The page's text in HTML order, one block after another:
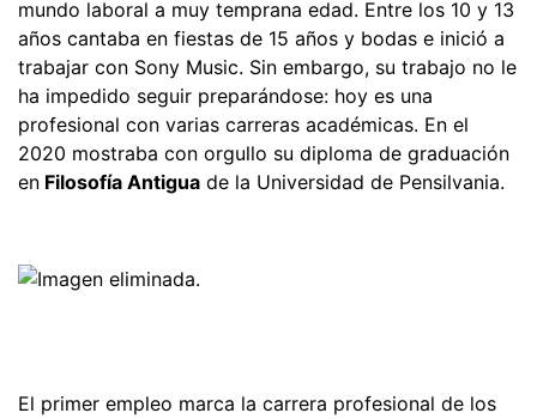
mundo laboral a muy temprana edad. Entre los 10 y 13
años cantaba en fiestas de 15 años y bodas e inició a
trabajar con Sony Music. Sin embargo, su trabajo no le
ha impedido seguir preparándose: hoy es una
profesional con varias carreras académicas. En el
2020 mostraba con orgullo su diploma de graduación
en Filosofía Antigua de la Universidad de Pensilvania.
El primer empleo marca la carrera profesional de los